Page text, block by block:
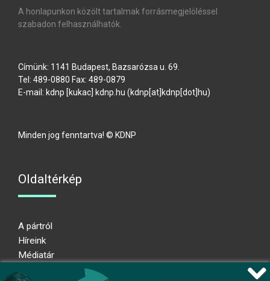
A honlapunkon közölt tartalmak forrásmegjelöléssel
szabadon felhasználhatók.
Címünk: 1141 Budapest, Bazsarózsa u. 69.
Tel: 489-0880 Fax: 489-0879
E-mail: kdnp [kukac] kdnp hu (kdnp[at]kdnp[dot]hu)
Minden jog fenntartva! © KDNP
Oldaltérkép
A pártról
Híreink
Médiatár